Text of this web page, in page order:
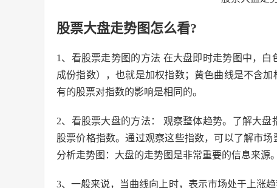
股票大盘走势图怎么看?
1、看股票走势图的方法 在大盘即时走势图中，
成份指数），也就是加权指数；黄色曲线是不含
有的股票对指数的影响是相同的。
2、看股票大盘的方法： 观察整体趋势。了解大
股票价格指数。通过观察这些指数，可以了解市
分析走势图：大盘的走势图是非常重要的信息来源。
3、一般来说，当曲线向上时，表示市场处于上涨